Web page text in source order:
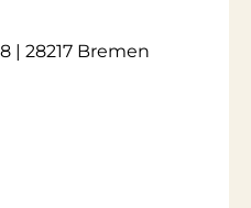
| 28217 Bremen